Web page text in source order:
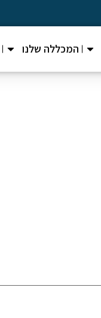
המכללה שלנו